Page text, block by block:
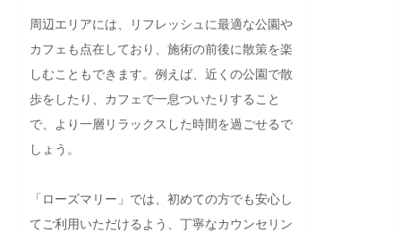
周辺エリアには、リフレッシュに最適な公園や
カフェも点在しており、施術の前後に散策を楽
しむこともできます。例えば、近くの公園で散
歩をしたり、カフェで一息ついたりすること
で、より一層リラックスした時間を過ごせるで
しょう。
「ローズマリー」では、初めての方でも安心し
てご利用いただけるよう、丁寧なカウンセリン